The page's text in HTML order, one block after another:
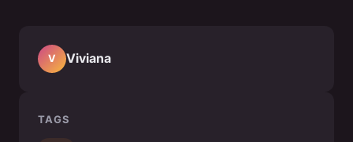
V Viviana
TAGS